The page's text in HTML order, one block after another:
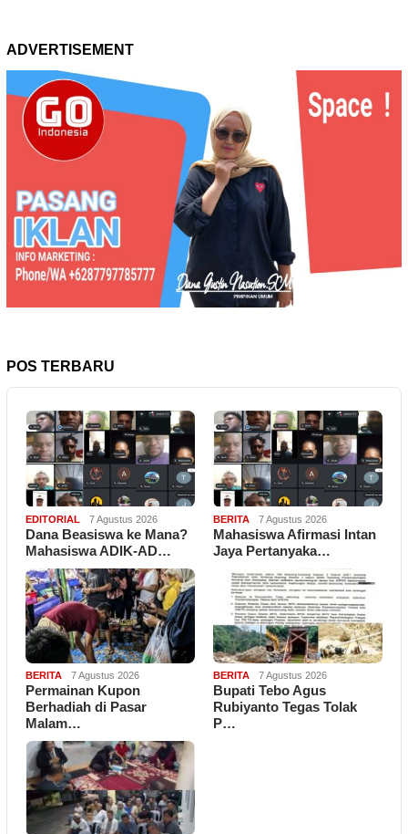
ADVERTISEMENT
POS TERBARU
EDITORIAL 7 Agustus 2026
Dana Beasiswa ke Mana?
Mahasiswa ADIK-AD…
BERITA 7 Agustus 2026
Mahasiswa Afirmasi Intan
Jaya Pertanyaka…
BERITA 7 Agustus 2026
Permainan Kupon
Berhadiah di Pasar
Malam…
BERITA 7 Agustus 2026
Bupati Tebo Agus
Rubiyanto Tegas Tolak
P…